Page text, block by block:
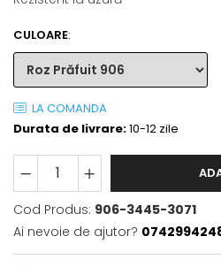
CULOARE:
LA COMANDA
Durata de livrare:10-12 zile
Cod Produs: 906-3445-3071
Ai nevoie de ajutor?